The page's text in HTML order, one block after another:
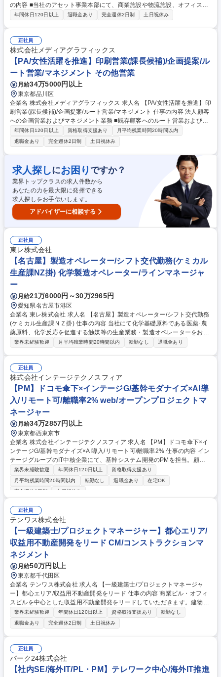
の内容 ■当社のアセット事業本部にて、商業施設や物流施設、オフィスな
ど多様な案件のPM業務を行っていただきます。近年管理受託物件数が大
口・折衝、賃貸条件の設定、テナントリーシング、賃貸借契約締結業務等
■建物の維持管理、工事等の調整、報告書作成、年次予算計画の作成等 ■
新規管理物件の開拓営業■各クライアントとの定例会議対応■各案件のプロ
ジェクトマネージャー業務 など ※建物の改変は行いません。 募集職種 名
古屋【店舗・商業施設/PM】土日祝休/フレックス・福利厚生充実★給与改
定★
年間休日120日以上 退職金あり 完全週休2日制 土日祝休み
正社員
株式会社メディアグラフィックス
【PA/女性活躍を推進】印刷営業(課長候補)/企画提案/ル
ート営業/マネジメント その他営業
月給34万5000円以上
東京都品川区
企業名 株式会社メディアグラフィックス 求人名 【PA/女性活躍を推進】印
刷営業(課長候補)/企画提案/ルート営業/マネジメント 仕事の内容 法人顧客
への企画営業およびマネジメント業務 ■既存顧客へのルート営業および深
耕提案■顧客課題の解決に向けた企画提案■営業進捗管理および目標達成に
向けた施策立案 入社後はプレイングマネージャーとして、法人顧客に対す
る印刷物や広告メディアの企画提案・ルート営業をご担当いただきます。
ご自身の営業活動に加え、課長候補として営業部門の進捗管理やメンバー
の育成もお任せします。これまでの法人営業経験を活かし、組織に新しい
視点をもたらしていただくことを期待しています。 【業務内容の変更範
囲】当社の指定する業務 募集職種 【PA/女性活躍を推進】印刷営業(課長
候補)/企画提案/ルート営業/マネジメント
年間休日120日以上 資格取得支援あり
月平均残業時間20時間以内
退職金あり
完全週休2日制 土日祝休み
求人探しにお困り ですか？
業界トップクラスの求人件数から
あなたの力を最大限に発揮できる
求人探しをお手伝いします。
アドバイザーに相談する
正社員
東レ株式会社
【名古屋】製造オペレーター/シフト交代勤務(ケミカル
生産課NZ掛) 化学製造オペレーター/ラインマネージャ
ー
月給21万6000円～30万2965円
愛知県名古屋市港区
企業名 東レ株式会社 求人名 【名古屋】製造オペレーター/シフト交代勤務
(ケミカル生産課ＮＺ掛) 仕事の内容 当社にて化学基礎原料である医薬･農
薬原料、化学反応を促進する触媒等の生産業務・製造オペレーターをお任
せ致します。【業務内容】◆生産状況・トレンドや設備以上有無の監視･
の変更も十分ありえますし、希望も出せます。 【当社について】ユニクロ
の「ヒートテック」や「ウルトラライトダウン」の素材にも当社の技術が
使われています。 募集職種 【名古屋】製造オペレーター/シフト交代勤務
(ケミカル生産課ＮＺ掛)
業界未経験歓迎 月平均残業時間20時間以内 転勤なし 退職金あり
正社員
株式会社インテージテクノスフィア
【PM】ドコモ傘下×インテージG/基幹モダナイズ×AI導
入/リモート可/離職率2% web/オープンプロジェクトマ
ネージャー
月給34万2857円以上
東京都西東京市
企業名 株式会社インテージテクノスフィア 求人名 【PM】ドコモ傘下×イ
ンテージG/基幹モダナイズ×AI導入/リモート可/離職率2% 仕事の内容 イン
テージグループのIT中核企業にて、基幹システム開発のPMを担当。顧客
提案から要件定義、開発管理までを一貫して主導します。既存資産の刷新
に加え、生成AI等を用いたDX推進にも挑戦できる環境です。 【具体的に
は】■顧客折衝・要件定義・品質管理 ■AWS上の基幹システム最適化 ■生
成 【仕事の魅力】「守りの基幹」と「攻めのAI」を融合させ、顧客変革を
牽引。5～15名規模のプロジェクトを統括し、将来の部門長候補として組
織づくりに参画できます。 募集職種 【PM】ドコモ傘下×インテージG/基
幹モダナイズ×AI導入/リモート可/離職率2%
業界未経験歓迎 年間休日120日以上
資格取得支援あり
月平均残業時間20時間以内
転勤なし 退職金あり
在宅OK
完全週休2日制
土日祝休み
正社員
テンワス株式会社
【一級建築士/プロジェクトマネージャー】都心エリア/
収益用不動産開発をリード CM/コンストラクションマ
ネジメント
月給50万円以上
東京都千代田区
企業名 テンワス株式会社 求人名 【一級建築士/プロジェクトマネージャ
ー】都心エリア/収益用不動産開発をリード 仕事の内容 商業ビル・オフィ
スビルを中心とした収益用不動産開発をリードしていただきます。建物調
査～ボリュームチェック、バリューアップの企画検討、建設業者やデザイ
ン事務所との進捗管理等のPJTリードをお任せします。 【エリア】千代田
区/港区/中央区/渋谷区/新宿区等都心部が中心 【詳細】●金融機関等あらゆ
るネットワークから不動産情報を入手し有効活用をプランニング、実行/開
発/保有管理/売却までの一連のマネジメント ●設計事務所/ゼネコン等の外
部パートナーにアウトソース化し外部コントロールを遂行 ●仕入れ～リー
シングまでの業務を管理統括/マネジメントの遂行 等。 募集職種 【一級建
築士/プロジェクトマネージャー】都心エリア/収益用不動産開発をリード
業界未経験歓迎 年間休日120日以上 資格取得支援あり
転勤なし
退職金あり
完全週休2日制 土日祝休み
正社員
パーク24株式会社
【社内SE/海外IT/PL・PM】テレワーク中心/海外IT推進